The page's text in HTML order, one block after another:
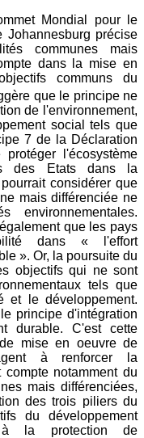
Mondial pour le
Johannesburg précise
communes mais
dans la mise en
communs du
que le principe ne
de l'environnement,
social tels que
7 de la Déclaration
l'écosystème
des Etats dans la
considérer que
mais différenciée ne
environnementales.
que les pays
dans « l'effort
». Or, la poursuite du
objectifs qui ne sont
tels que
et le développement.
principe d'intégration
durable. C'est cette
mise en oeuvre de
à renforcer la
notamment du
mais différenciées,
des trois piliers du
du développement
la protection de